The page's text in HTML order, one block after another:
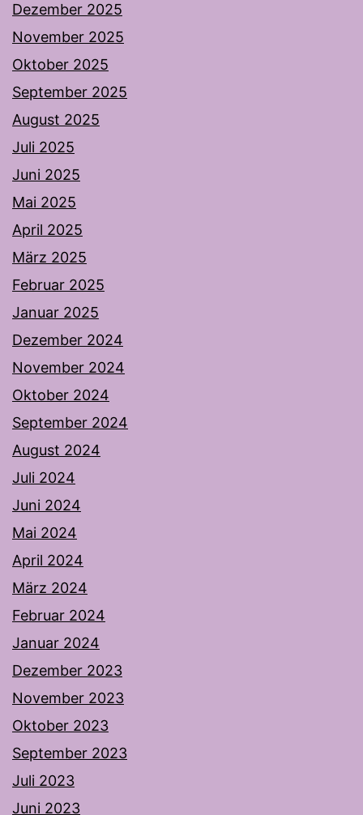
Dezember 2025
November 2025
Oktober 2025
September 2025
August 2025
Juli 2025
Juni 2025
Mai 2025
April 2025
März 2025
Februar 2025
Januar 2025
Dezember 2024
November 2024
Oktober 2024
September 2024
August 2024
Juli 2024
Juni 2024
Mai 2024
April 2024
März 2024
Februar 2024
Januar 2024
Dezember 2023
November 2023
Oktober 2023
September 2023
Juli 2023
Juni 2023